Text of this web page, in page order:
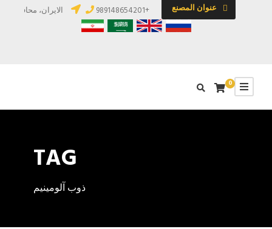
عنوان المصنع +989148654201 الایران، محافظة
0
TAG
ذوب آلومینیم